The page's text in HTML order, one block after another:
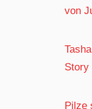
von
Story
Pilze